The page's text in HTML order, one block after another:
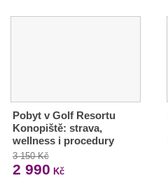
Pobyt v Golf Resortu
Konopiště: strava,
wellness i procedury
3 150 Kč
2 990 Kč